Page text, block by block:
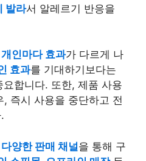
발라서 알레르기 반응을
개인마다 효과가 다르게 나
효과를 기대하기보다는
요합니다. 또한, 제품 사용
, 즉시 사용을 중단하고 전
다양한 판매 채널을 통해 구